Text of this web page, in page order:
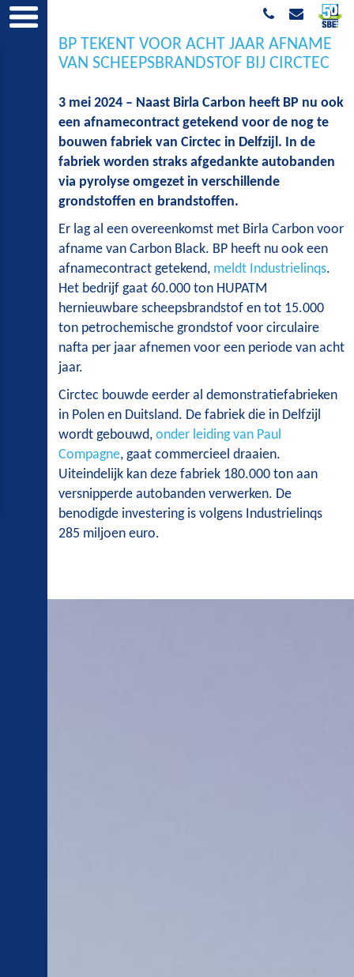
BP TEKENT VOOR ACHT JAAR AFNAME
VAN SCHEEPSBRANDSTOF BIJ CIRCTEC
3 mei 2024 – Naast Birla Carbon heeft BP nu ook
een afnamecontract getekend voor de nog te
bouwen fabriek van Circtec in Delfzijl. In de
fabriek worden straks afgedankte autobanden
via pyrolyse omgezet in verschillende
grondstoffen en brandstoffen.
Er lag al een overeenkomst met Birla Carbon voor
afname van Carbon Black. BP heeft nu ook een
afnamecontract getekend, meldt Industrielinqs.
Het bedrijf gaat 60.000 ton HUPATM
hernieuwbare scheepsbrandstof en tot 15.000
ton petrochemische grondstof voor circulaire
nafta per jaar afnemen voor een periode van acht
jaar.
Circtec bouwde eerder al demonstratiefabrieken
in Polen en Duitsland. De fabriek die in Delfzijl
wordt gebouwd, onder leiding van Paul
Compagne, gaat commercieel draaien.
Uiteindelijk kan deze fabriek 180.000 ton aan
versnipperde autobanden verwerken. De
benodigde investering is volgens Industrielinqs
285 miljoen euro.